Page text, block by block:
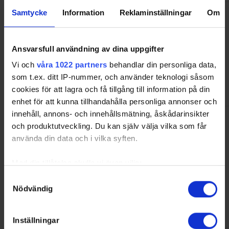
Samtycke Information Reklaminställningar Om
Ansvarsfull användning av dina uppgifter
Vi och våra 1022 partners behandlar din personliga data,
som t.ex. ditt IP-nummer, och använder teknologi såsom
cookies för att lagra och få tillgång till information på din
enhet för att kunna tillhandahålla personliga annonser och
innehåll, annons- och innehållsmätning, åskådarinsikter
och produktutveckling. Du kan själv välja vilka som får
använda din data och i vilka syften.
kan ha en noggrannhet på upp till flera meter
Nödvändig
Inställningar
Venue
58278 LINKÖPING
Stångebro Ishall (B)
Phone:
013-20 71 97
58278 LINKÖPING
Colors
Home:
Blue
Away:
White
Markus Pettersson
Phone: